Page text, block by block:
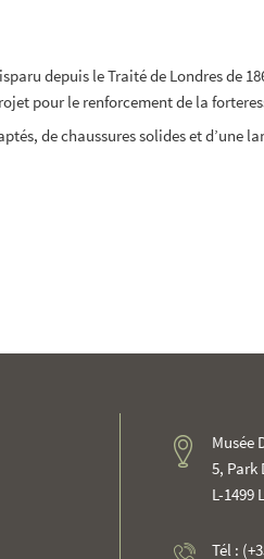
depuis le Traité de Londres de
pour le renforcement de la
de chaussures solides et d’une
Musée
5, Park
L-1499
Tél :